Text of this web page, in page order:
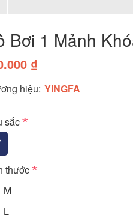
Bơi 1 Mảnh
₫
hiệu: YINGFA
sắc*
thước*
M
L